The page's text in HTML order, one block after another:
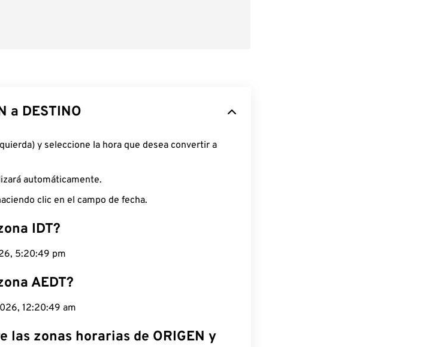
a DESTINO
y seleccione la hora que desea convertir a
automáticamente.
clic en el campo de fecha.
IDT?
5:20:50 pm
AEDT?
12:20:50 am
las zonas horarias de ORIGEN y